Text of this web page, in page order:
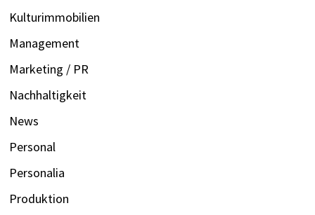
Kulturimmobilien
Management
Marketing / PR
Nachhaltigkeit
News
Personal
Personalia
Produktion